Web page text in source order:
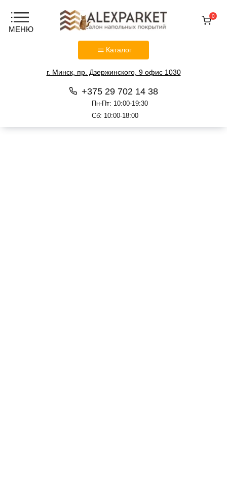
Каталог
г. Минск, пр. Дзержинского, 9 офис 1030
+375 29 702 14 38
Пн-Пт: 10:00-19:30
Сб: 10:00-18:00
0